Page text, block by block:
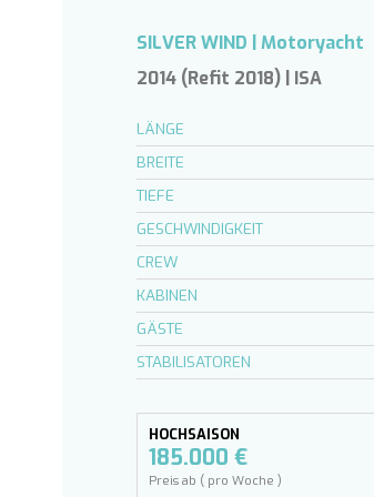
SILVER WIND | Motoryacht
2014 (Refit 2018) | ISA
LÄNGE
BREITE
TIEFE
GESCHWINDIGKEIT
CREW
KABINEN
GÄSTE
STABILISATOREN
HOCHSAISON
185.000 €
Preis ab ( pro Woche )